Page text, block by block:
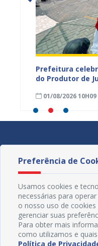
Prefeitura
do Produtor de
01/08/2026 10H09
Preferência de
Usamos cookies e
necessárias para
o nosso uso de
gerenciar suas
Para obter mais
como utilizamos e
Política de